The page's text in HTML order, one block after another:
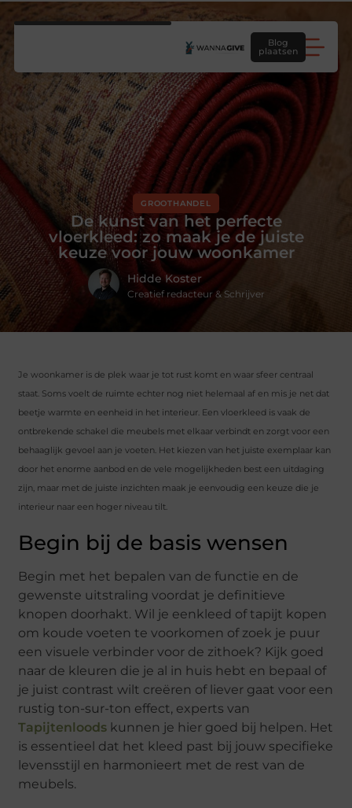
Blog
plaatsen
GROOTHANDEL
De kunst van het perfecte
vloerkleed: zo maak je de juiste
keuze voor jouw woonkamer
Hidde Koster
Creatief redacteur & Schrijver
Je woonkamer is de plek waar je tot rust komt en waar sfeer centraal
staat. Soms voelt de ruimte echter nog niet helemaal af en mis je net dat
beetje warmte en eenheid in het interieur. Een vloerkleed is vaak de
ontbrekende schakel die meubels met elkaar verbindt en zorgt voor een
behaaglijk gevoel aan je voeten. Het kiezen van het juiste exemplaar kan
door het enorme aanbod en de vele mogelijkheden best een uitdaging
zijn, maar met de juiste inzichten maak je eenvoudig een keuze die je
interieur naar een hoger niveau tilt.
Begin bij de basis wensen
Begin met het bepalen van de functie en de
gewenste uitstraling voordat je definitieve
knopen doorhakt. Wil je eenkleed of tapijt kopen
om koude voeten te voorkomen of zoek je puur
een visuele verbinder voor de zithoek? Kijk goed
naar de kleuren die je al in huis hebt en bepaal of
je juist contrast wilt creëren of liever gaat voor een
rustig ton-sur-ton effect, experts van
Tapijtenloods kunnen je hier goed bij helpen. Het
is essentieel dat het kleed past bij jouw specifieke
levensstijl en harmonieert met de rest van de
meubels.